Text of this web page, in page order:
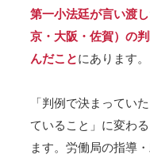
第一小法廷が言い渡
京・大阪・佐賀）の
んだことにあります。
「判例で決まってい
ていること」に変わ
ます。労働局の指導